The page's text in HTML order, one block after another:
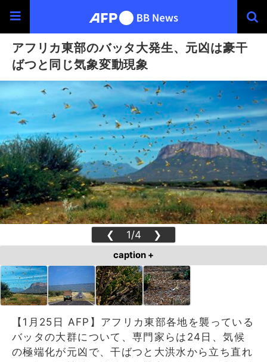
アフリカ東部のバッタ大発生、元凶は豪干
ばつと同じ気象変動現象
❮ 1/4 ❯
caption +
【1月25日 AFP】アフリカ東部各地を襲っている
バッタの大群について、専門家らは24日、気候
の極端化が元凶で、干ばつと大洪水から立ち直れ